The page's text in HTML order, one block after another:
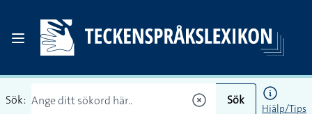
Sök: Sök
Hjälp/Tips